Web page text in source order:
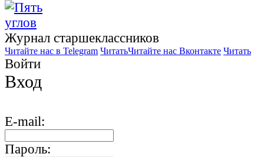
Журнал старшекласcников
Читайте нас в Telegram ЧитатьЧитайте нас Вконтакте Читать
Войти
Вход
E-mail:
Пароль: